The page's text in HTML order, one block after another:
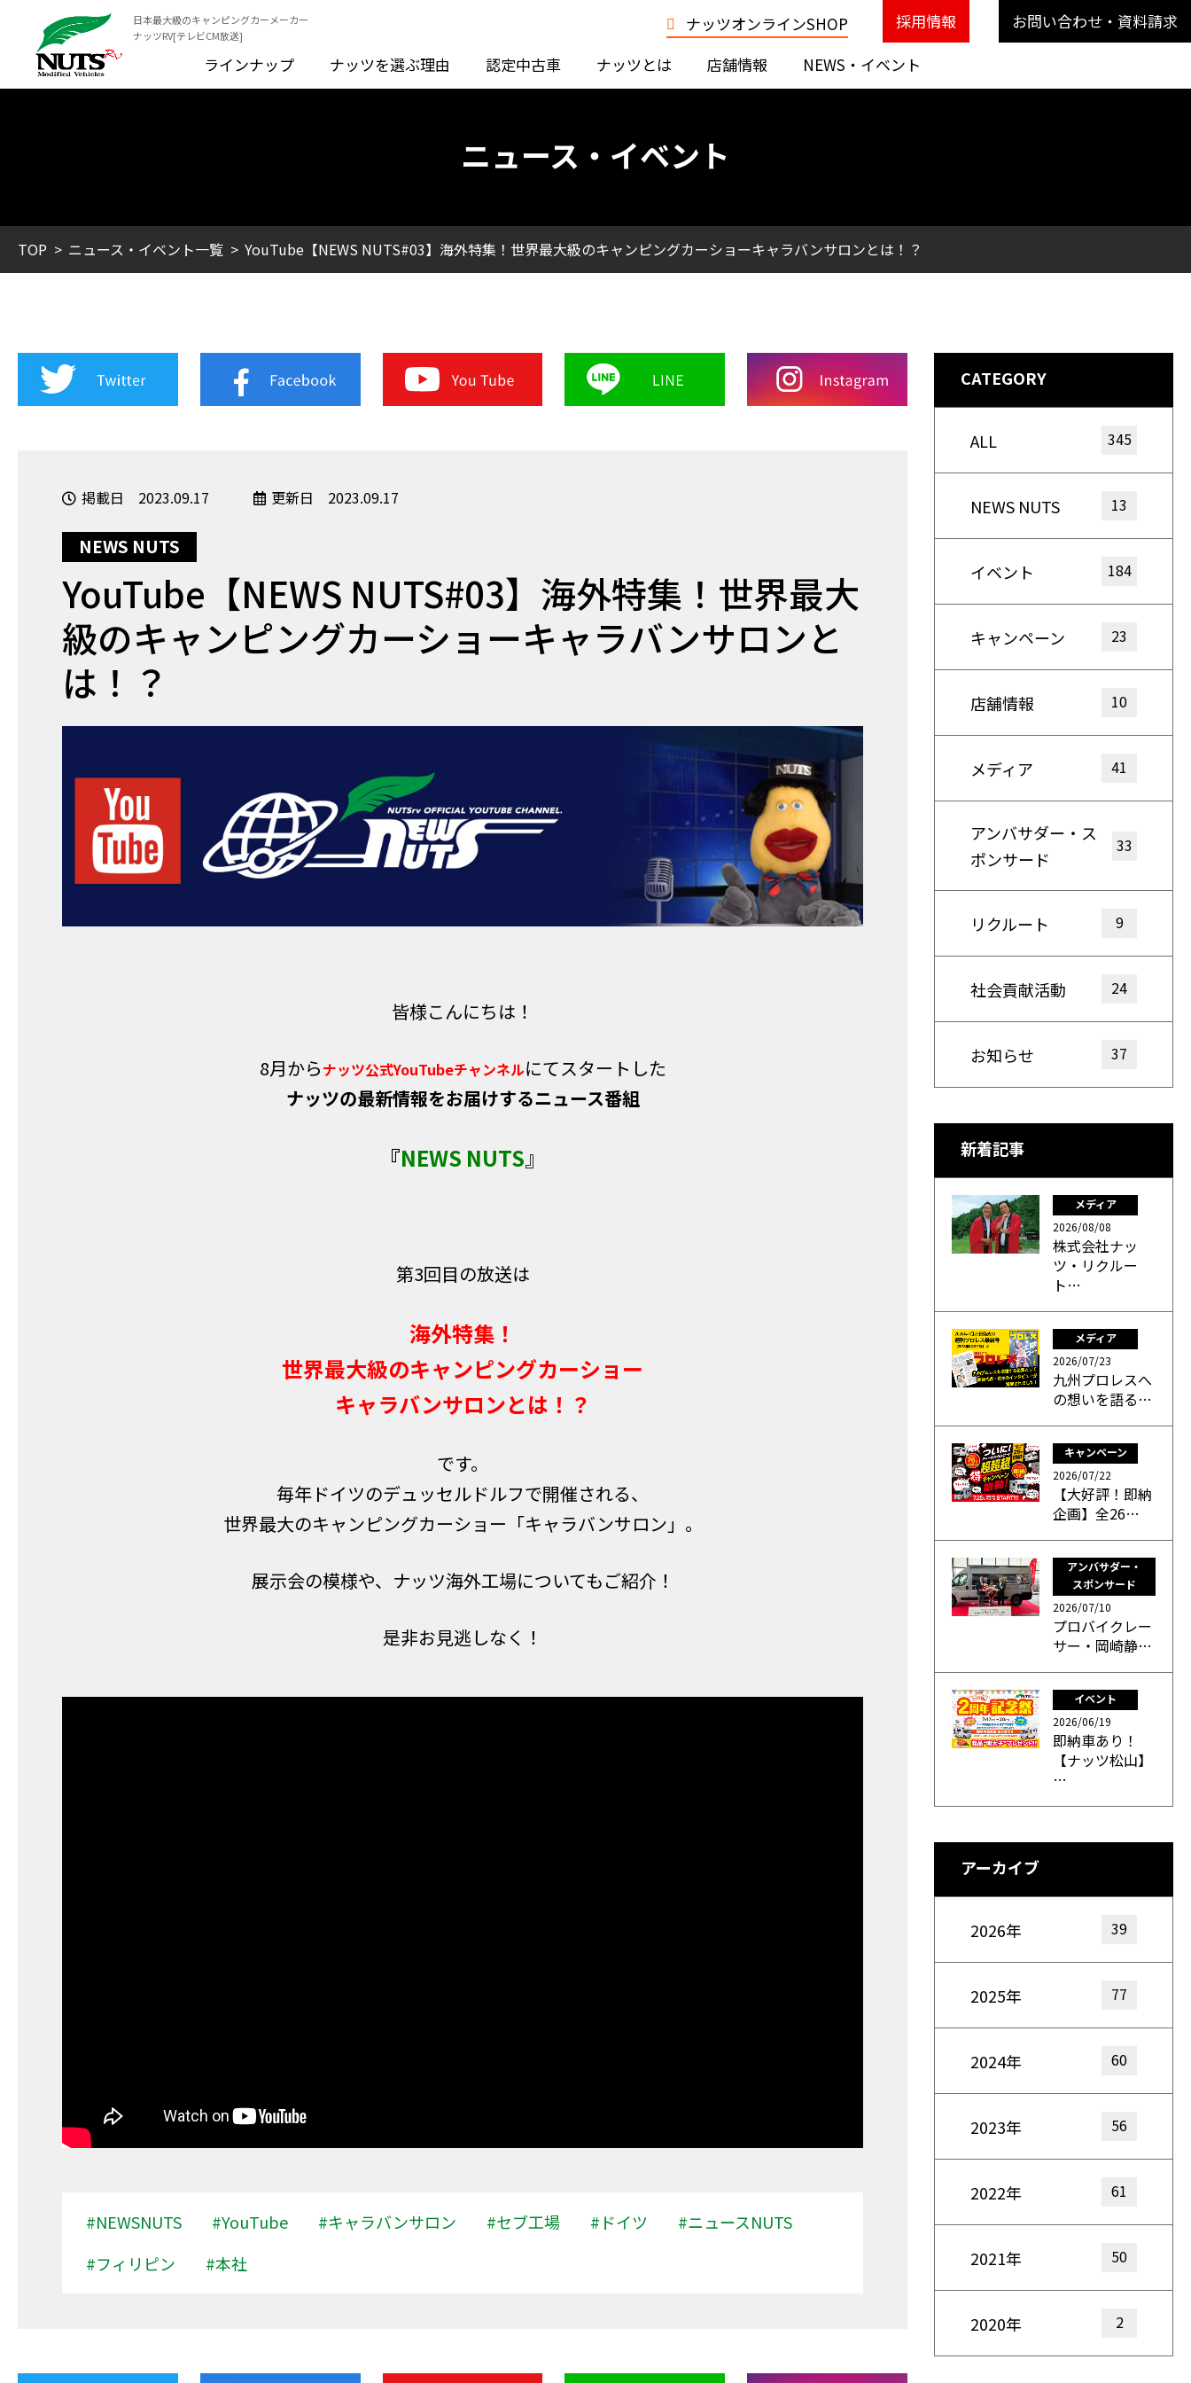
日本最大級のキャンピングカーメーカー
ナッツRV[テレビCM放送]
お問い合わせ・資料請求
ラインナップ
ナッツを選ぶ理由 認定中古車 ナッツとは 店舗情報 NEWS・イベント
ナッツオンラインSHOP 採用情報
ニュース・イベント
TOP ニュース・イベント一覧 YouTube【NEWS NUTS#03】海外特集！世界最大級のキャンピングカーショーキャラバンサロンとは！？
掲載日 2023.09.17 更新日 2023.09.17
NEWS NUTS
YouTube【NEWS NUTS#03】海外特集！世界最大
級のキャンピングカーショーキャラバンサロンと
は！？
皆様こんにちは！
8月からナッツ公式YouTubeチャンネルにてスタートした
ナッツの最新情報をお届けするニュース番組
『NEWS NUTS』
第3回目の放送は
海外特集！
世界最大級のキャンピングカーショー
キャラバンサロンとは！？
です。
毎年ドイツのデュッセルドルフで開催される、
世界最大のキャンピングカーショー「キャラバンサロン」。
展示会の模様や、ナッツ海外工場についてもご紹介！
是非お見逃しなく！
#NEWSNUTS #YouTube #キャラバンサロン #セブ工場 #ドイツ
#ニュースNUTS
#フィリピン
#本社
CATEGORY
ALL 345
NEWS NUTS 13
イベント 184
キャンペーン 23
店舗情報 10
メディア 41
アンバサダー・ス
ポンサード
33
リクルート 9
社会貢献活動 24
お知らせ 37
新着記事
メディア
2026/08/08
株式会社ナッ
ツ・リクルー
ト…
メディア
2026/07/23
九州プロレスへ
の想いを語る…
キャンペーン
2026/07/22
【大好評！即納
企画】全26…
アンバサダー・
スポンサード
2026/07/10
プロバイクレー
サー・岡崎静…
イベント
2026/06/19
即納車あり！
【ナッツ松山】
…
アーカイブ
2026年 39
2025年 77
2024年 60
2023年 56
2022年 61
2021年 50
2020年 2